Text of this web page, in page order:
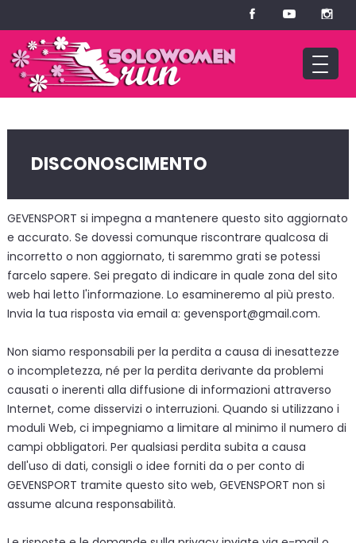
DISCONOSCIMENTO
GEVENSPORT si impegna a mantenere questo sito aggiornato
e accurato. Se dovessi comunque riscontrare qualcosa di
incorretto o non aggiornato, ti saremmo grati se potessi
farcelo sapere. Sei pregato di indicare in quale zona del sito
web hai letto l'informazione. Lo esamineremo al più presto.
Invia la tua risposta via email a: gevensport@gmail.com.
Non siamo responsabili per la perdita a causa di inesattezze
o incompletezza, né per la perdita derivante da problemi
causati o inerenti alla diffusione di informazioni attraverso
Internet, come disservizi o interruzioni. Quando si utilizzano i
moduli Web, ci impegniamo a limitare al minimo il numero di
campi obbligatori. Per qualsiasi perdita subita a causa
dell'uso di dati, consigli o idee forniti da o per conto di
GEVENSPORT tramite questo sito web, GEVENSPORT non si
assume alcuna responsabilità.